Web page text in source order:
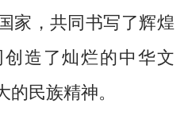
家，共同书写了辉煌
造了灿烂的中华文
民族精神。